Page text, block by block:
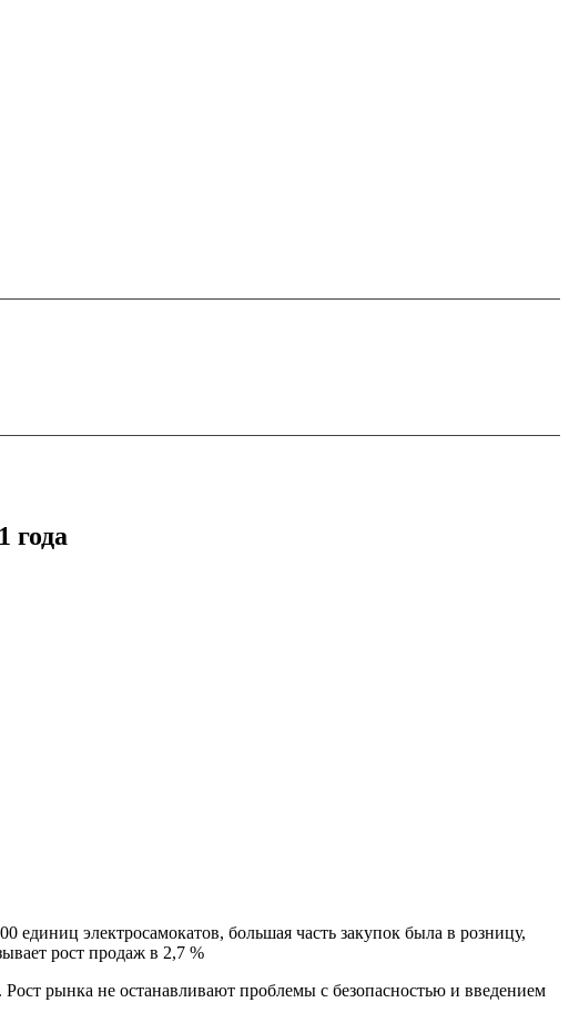
года
единиц электросамокатов, большая часть закупок была в розницу,
рост продаж в 2,7 %
рынка не останавливают проблемы с безопасностью и введением